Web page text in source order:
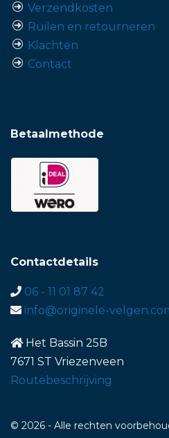
Verzendkosten
Ruilen en retourneren
Klachten
Contact
Betaalmethode
Contactdetails
06 - 11 01 87 42
info@originele-
Het Bassin 25B
7671 ST Vriezenveen
Routebeschrijving
© 2026 - Alle rechten